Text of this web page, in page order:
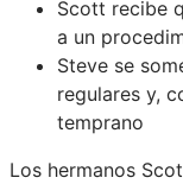
Scott recibe
a un
Steve se
regulares y,
temprano
Los hermanos